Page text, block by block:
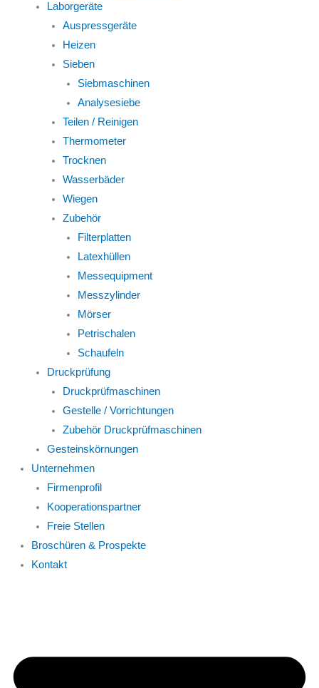
Laborgeräte
Auspressgeräte
Heizen
Sieben
Siebmaschinen
Analysesiebe
Teilen / Reinigen
Thermometer
Trocknen
Wasserbäder
Wiegen
Zubehör
Filterplatten
Latexhüllen
Messequipment
Messzylinder
Mörser
Petrischalen
Schaufeln
Druckprüfung
Druckprüfmaschinen
Gestelle / Vorrichtungen
Zubehör Druckprüfmaschinen
Gesteinskörnungen
Unternehmen
Firmenprofil
Kooperationspartner
Freie Stellen
Broschüren & Prospekte
Kontakt